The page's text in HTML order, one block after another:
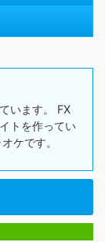
います。 FX
トを作ってい
ケです。